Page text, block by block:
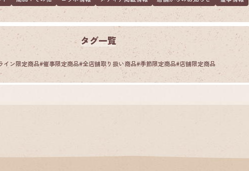
タグ一覧
イン限定商品#催事限定商品#全店舗取り扱い商品#季節限定商品#店舗限定商品